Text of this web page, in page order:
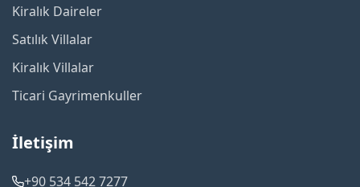
Kiralık Daireler
Satılık Villalar
Kiralık Villalar
Ticari Gayrimenkuller
İletişim
+90 534 542 7277